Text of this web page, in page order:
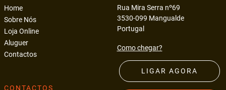
Home
Sobre Nós
Loja Online
Aluguer
Contactos
Rua Mira Serra nº69
3530-099 Mangualde
Portugal
Como chegar?
LIGAR AGORA